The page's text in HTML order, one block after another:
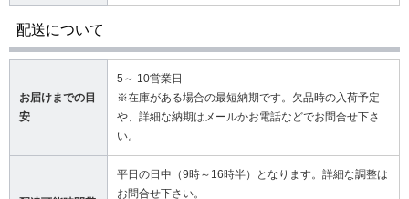
配送について
お届けまでの目
安
5～ 10営業日
※在庫がある場合の最短納期です。欠品時の入荷予定
や、詳細な納期はメールかお電話などでお問合せ下さ
い。
平日の日中（9時～16時半）となります。詳細な調整は
お問合せ下さい。